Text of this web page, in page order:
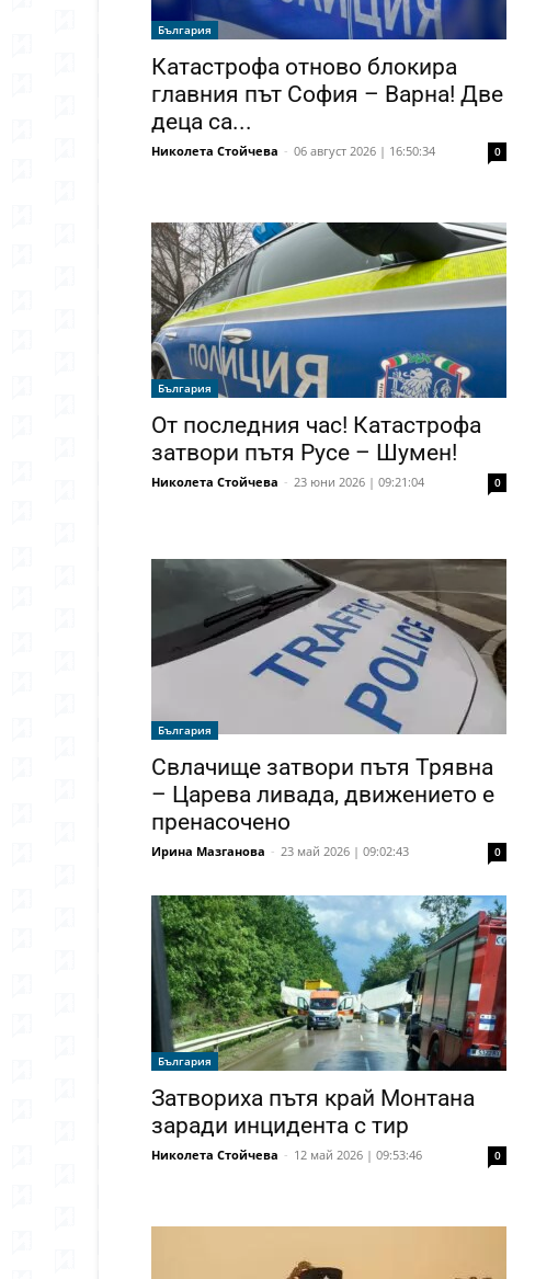
България
Катастрофа отново блокира
главния път София – Варна! Две
деца са...
Николета Стойчева - 06 август 2026 | 16:50:34 0
България
От последния час! Катастрофа
затвори пътя Русе – Шумен!
Николета Стойчева - 23 юни 2026 | 09:21:04 0
България
Свлачище затвори пътя Трявна
– Царева ливада, движението е
пренасочено
Ирина Мазганова - 23 май 2026 | 09:02:43 0
България
Затвориха пътя край Монтана
заради инцидента с тир
Николета Стойчева - 12 май 2026 | 09:53:46 0